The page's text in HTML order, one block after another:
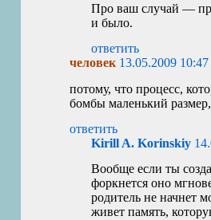
Про ваш случай —
и было.
ответить
человек 13.05.2009 10:47
потому, что процесс,
бомбы маленький
ответить
Kirill A. Korinskiy
Вообще если ты
форкнется оно
родитель не начнет
живет память,